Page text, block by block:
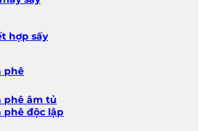
hợp sấy
phê
phê âm tủ
phê độc lập